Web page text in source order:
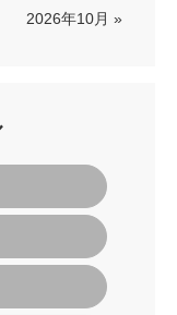
2026年10月 »